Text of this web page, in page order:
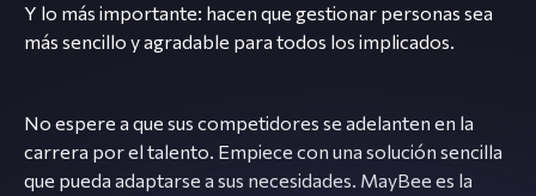
Y lo más importante: hacen que gestionar personas sea
más sencillo y agradable para todos los implicados.
No espere a que sus competidores se adelanten en la
carrera por el talento. Empiece con una solución sencilla
que pueda adaptarse a sus necesidades. MayBee es la